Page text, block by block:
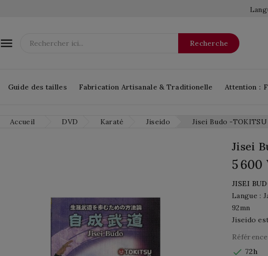
 Recherche
Guide des tailles Fabrication Artisanale & Traditionelle Attention :
Accueil DVD Karaté Jiseido Jisei Budo -
Jisei
5 600
JISEI
Langue :
92mn
Jiseido
Référence
 72h